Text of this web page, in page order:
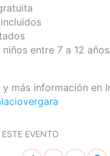
niños entre 7 a 12
más información en
EVENTO